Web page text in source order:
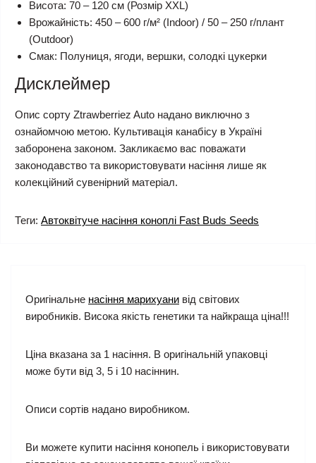
Висота: 70 – 120 см (Розмір XXL)
Врожайність: 450 – 600 г/м² (Indoor) / 50 – 250 г/плант
(Outdoor)
Смак: Полуниця, ягоди, вершки, солодкі цукерки
Дисклеймер
Опис сорту Ztrawberriez Auto надано виключно з
ознайомчою метою. Культивація канабісу в Україні
заборонена законом. Закликаємо вас поважати
законодавство та використовувати насіння лише як
колекційний сувенірний матеріал.
Теги: Автоквітуче насіння коноплі Fast Buds Seeds
Оригінальне насіння марихуани від світових
виробників. Висока якість генетики та найкраща ціна!!!
Ціна вказана за 1 насіння. В оригінальній упаковці
може бути від 3, 5 і 10 насіннин.
Описи сортів надано виробником.
Ви можете купити насіння конопель і використовувати